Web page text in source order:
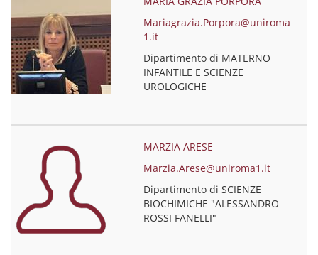
Mariagrazia.Porpora@uniroma
1.it
Dipartimento di MATERNO
INFANTILE E SCIENZE
UROLOGICHE
MARZIA ARESE
Marzia.Arese@uniroma1.it
Dipartimento di SCIENZE
BIOCHIMICHE "ALESSANDRO
ROSSI FANELLI"